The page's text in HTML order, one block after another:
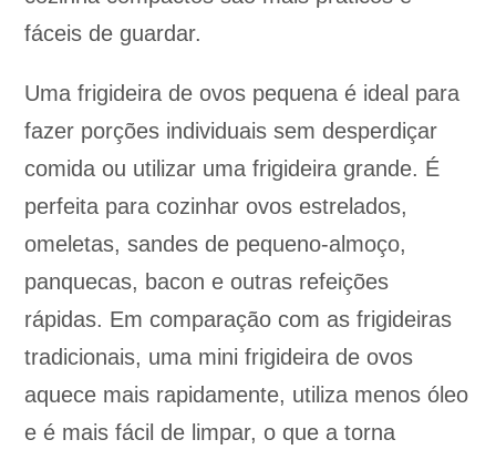
fáceis de guardar.
Uma frigideira de ovos pequena é ideal para
fazer porções individuais sem desperdiçar
comida ou utilizar uma frigideira grande. É
perfeita para cozinhar ovos estrelados,
omeletas, sandes de pequeno-almoço,
panquecas, bacon e outras refeições
rápidas. Em comparação com as frigideiras
tradicionais, uma mini frigideira de ovos
aquece mais rapidamente, utiliza menos óleo
e é mais fácil de limpar, o que a torna